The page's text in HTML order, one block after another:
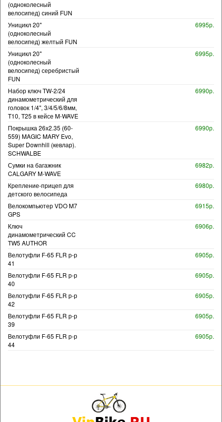
(одноколесный
велосипед) синий FUN
Уницикл 20"
(одноколесный
велосипед) желтый FUN
6995р.
Уницикл 20"
(одноколесный
велосипед) серебристый
FUN
6995р.
Набор ключ TW-2/24
динамометрический для
головок 1/4", 3/4/5/6/8мм,
T10, T25 в кейсе M-WAVE
6990р.
Покрышка 26x2.35 (60-
559) MAGIC MARY Evo,
Super Downhill (кевлар).
SCHWALBE
6990р.
Сумки на багажник
CALGARY M-WAVE
6982р.
Крепление-прицеп для
детского велосипеда
6980р.
Велокомпьютер VDO M7
GPS
6915р.
Ключ
динамометрический CC
TW5 AUTHOR
6906р.
Велотуфли F-65 FLR р-р
41
6905р.
Велотуфли F-65 FLR р-р
40
6905р.
Велотуфли F-65 FLR р-р
42
6905р.
Велотуфли F-65 FLR р-р
39
6905р.
Велотуфли F-65 FLR р-р
44
6905р.